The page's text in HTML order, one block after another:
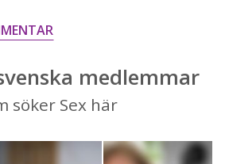
medlemmar
söker Sex här